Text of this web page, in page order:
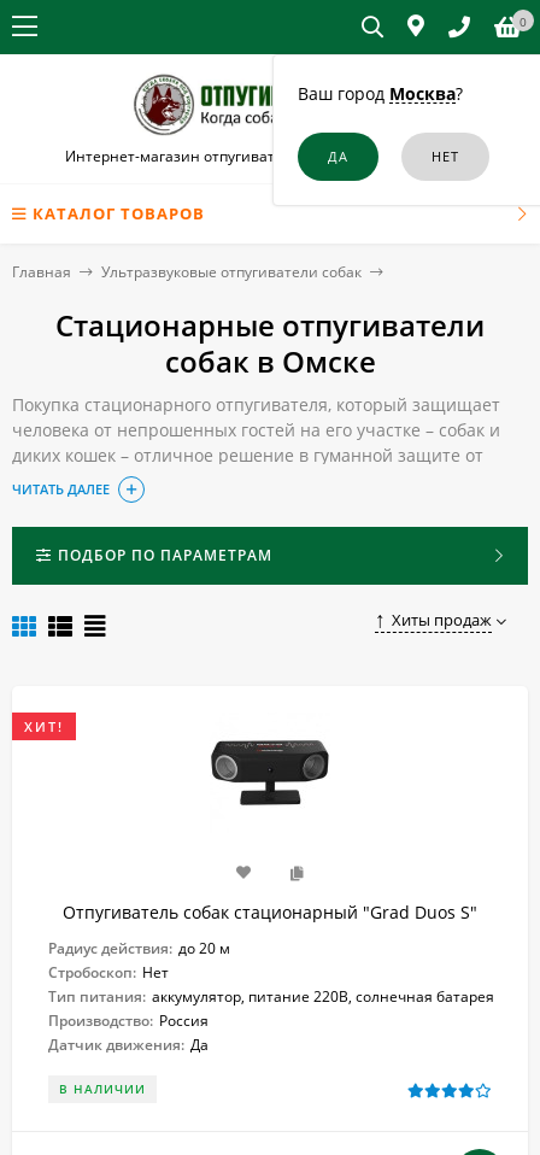
Ваш город Москва?
0
Интернет-магазин отпугивателей собак и кошек в Омске
КАТАЛОГ ТОВАРОВ
Главная Ультразвуковые отпугиватели собак
Стационарные отпугиватели
собак в Омске
Покупка стационарного отпугивателя, который защищает
человека от непрошенных гостей на его участке – собак и
диких кошек – отличное решение в гуманной защите от
бродячих животных. После его установки вы не только
сможете защитить свои посадки или предотвратите
раскапывание мусорных баков, но и убережете детей от
случайного нападения.
Купить качественный и надежный стационарный
оставив заказ в нашем магазине.
ЧИТАТЬ ДАЛЕЕ
ПОДБОР ПО ПАРАМЕТРАМ
Хиты продаж
ХИТ!
Отпугиватель собак стационарный "Grad Duos S"
Радиус действия: до 20 м
Стробоскоп: Нет
Тип питания: аккумулятор, питание 220В, солнечная батарея
Производство: Россия
Датчик движения: Да
В НАЛИЧИИ